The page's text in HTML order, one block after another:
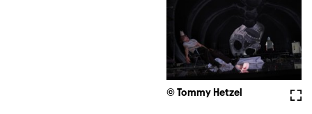
© Tommy Hetzel